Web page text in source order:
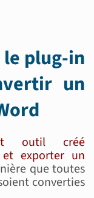
plug-in
un
outil créé
exporter un
que toutes
converties